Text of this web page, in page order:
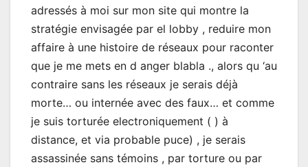
adressés à moi sur mon site qui montre la
stratégie envisagée par el lobby , reduire mon
affaire à une histoire de réseaux pour raconter
que je me mets en d anger blabla ., alors qu ‘au
contraire sans les réseaux je serais déjà
morte… ou internée avec des faux… et comme
je suis torturée electroniquement ( ) à
distance, et via probable puce) , je serais
assassinée sans témoins , par torture ou par